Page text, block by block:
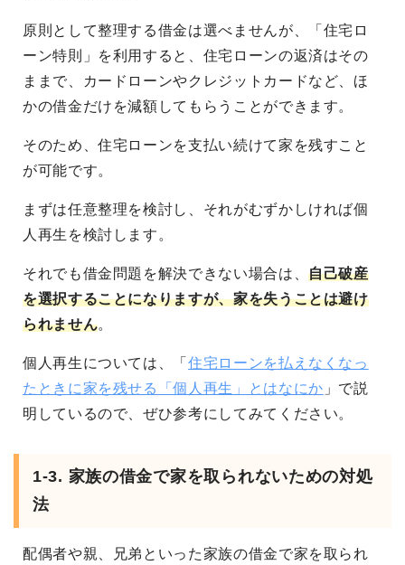
原則として整理する借金は選べませんが、「住宅ロ
ーン特則」を利用すると、住宅ローンの返済はその
ままで、カードローンやクレジットカードなど、ほ
かの借金だけを減額してもらうことができます。
そのため、住宅ローンを支払い続けて家を残すこと
が可能です。
まずは任意整理を検討し、それがむずかしければ個
人再生を検討します。
それでも借金問題を解決できない場合は、自己破産
を選択することになりますが、家を失うことは避け
られません。
個人再生については、「住宅ローンを払えなくなっ
たときに家を残せる「個人再生」とはなにか 」で説
明しているので、ぜひ参考にしてみてください。
1-3. 家族の借金で家を取られないための対処
法
配偶者や親、兄弟といった家族の借金で家を取られ